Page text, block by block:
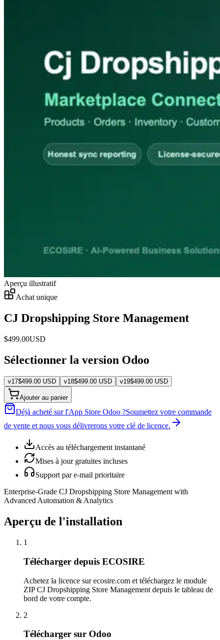
Aperçu illustratif
Achat unique
CJ Dropshipping Store Management
$499.00USD
Sélectionner la version Odoo
v17$499.00 USD v18$499.00 USD v19$499.00 USD
Ajouter au panier
Déjà acheté sur l'App Store Odoo ?Soumettez votre commande
de vente et nous vous délivrerons votre clé de licence.
Accès au téléchargement instantané
Mises à jour gratuites incluses
Support par e-mail prioritaire
Enterprise-Grade CJ Dropshipping Store Management with
Advanced Automation & Analytics
Aperçu de l'installation
1
Télécharger depuis ECOSIRE
Achetez la licence sur ecosire.com et téléchargez le module
ZIP CJ Dropshipping Store Management depuis le tableau de
bord de votre compte.
2
Télécharger sur Odoo